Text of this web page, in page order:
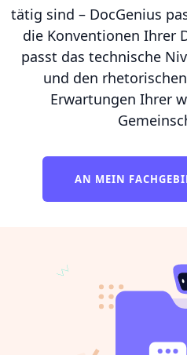
tätig sind – DocGenius
die Konventionen Ihrer
passt das technische
und den
Erwartungen Ihrer
AN MEIN